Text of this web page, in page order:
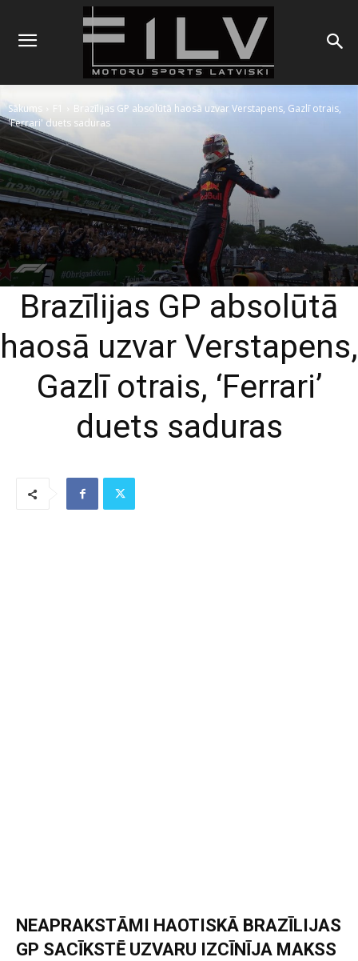
Sākums
Brazīlijas GP absolūtā haosā uzvar Verstapens, Gazlī otrais,
'Ferrari' duets saduras
Brazīlijas GP absolūtā
haosā uzvar Verstapens,
Gazlī otrais, ‘Ferrari’
duets saduras
NEAPRAKSTĀMI HAOTISKĀ BRAZĪLIJAS
GP SACĪKSTĒ UZVARU IZCĪNĪJA MAKSS